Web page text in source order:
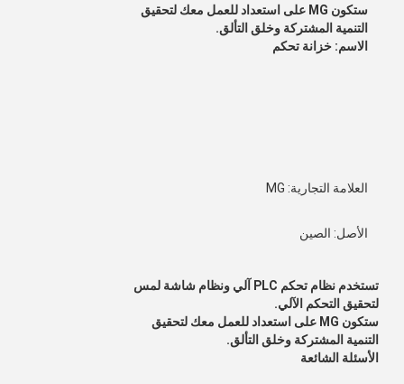
ستكون MG على استعداد للعمل معك لتحقيق
التنمية المشتركة وخلق التألق.
الاسم: خزانة تحكم
العلامة التجارية: MG
الأصل: الصين
تستخدم نظام تحكم PLC آلي ونظام شاشة لمس
لتحقيق التحكم الآلي.
ستكون MG على استعداد للعمل معك لتحقيق
التنمية المشتركة وخلق التألق.
الأسئلة الشائعة